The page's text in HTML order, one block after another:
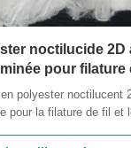
noctilucide 2D
pour filature
polyester noctilucent
pour la filature de fil et